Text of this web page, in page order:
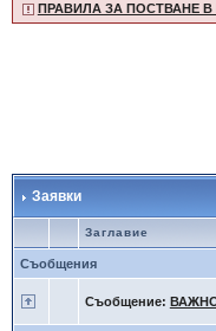
ПРАВИЛА ЗА ПОСТВАНЕ В
Заявки
Заглавие
Съобщения
Съобщение: